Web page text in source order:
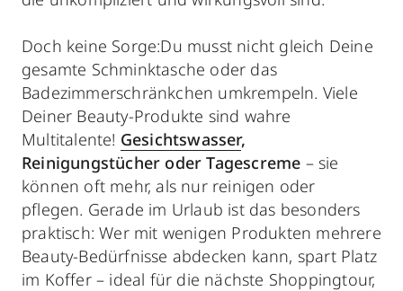
Doch keine Sorge:Du musst nicht gleich Deine
gesamte Schminktasche oder das
Badezimmerschränkchen umkrempeln. Viele
Deiner Beauty-Produkte sind wahre
Multitalente! Gesichtswasser,
Reinigungstücher oder Tagescreme – sie
können oft mehr, als nur reinigen oder
pflegen. Gerade im Urlaub ist das besonders
praktisch: Wer mit wenigen Produkten mehrere
Beauty-Bedürfnisse abdecken kann, spart Platz
im Koffer – ideal für die nächste Shoppingtour,